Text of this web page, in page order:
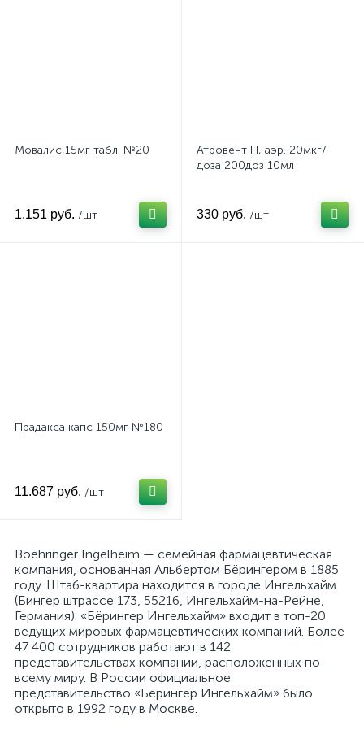
Мовалис,15мг табл. №20
1.151 руб. /шт
Атровент Н, аэр. 20мкг/
доза 200доз 10мл
330 руб. /шт
Прадакса капс 150мг №180
11.687 руб. /шт
Boehringer Ingelheim — семейная фармацевтическая
компания, основанная Альбертом Бёрингером в 1885
году. Штаб-квартира находится в городе Ингельхайм
(Бингер штрассе 173, 55216, Ингельхайм-на-Рейне,
Германия). «Бёрингер Ингельхайм» входит в топ-20
ведущих мировых фармацевтических компаний. Более
47 400 сотрудников работают в 142
представительствах компании, расположенных по
всему миру. В России официальное
представительство «Бёрингер Ингельхайм» было
открыто в 1992 году в Москве.